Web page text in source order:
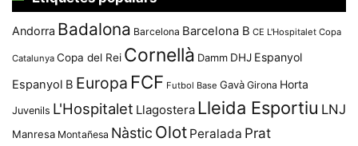
Andorra Badalona Barcelona Barcelona B CE L'Hospitalet Copa
Catalunya Copa del Rei Cornellà Damm DHJ Espanyol
Espanyol B Europa FCF Futbol Base Gavà Girona Horta
Juvenils L'Hospitalet Llagostera Lleida Esportiu LNJ
Manresa Montañesa Nàstic Olot Peralada Prat